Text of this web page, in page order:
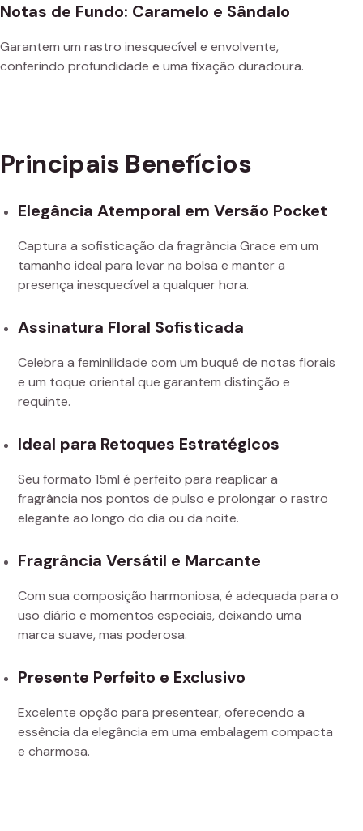
Notas de Fundo: Caramelo e Sândalo
Garantem um rastro inesquecível e envolvente,
conferindo profundidade e uma fixação duradoura.
Principais Benefícios
Elegância Atemporal em Versão Pocket
Captura a sofisticação da fragrância Grace em um
tamanho ideal para levar na bolsa e manter a
presença inesquecível a qualquer hora.
Assinatura Floral Sofisticada
Celebra a feminilidade com um buquê de notas florais
e um toque oriental que garantem distinção e
requinte.
Ideal para Retoques Estratégicos
Seu formato 15ml é perfeito para reaplicar a
fragrância nos pontos de pulso e prolongar o rastro
elegante ao longo do dia ou da noite.
Fragrância Versátil e Marcante
Com sua composição harmoniosa, é adequada para o
uso diário e momentos especiais, deixando uma
marca suave, mas poderosa.
Presente Perfeito e Exclusivo
Excelente opção para presentear, oferecendo a
essência da elegância em uma embalagem compacta
e charmosa.